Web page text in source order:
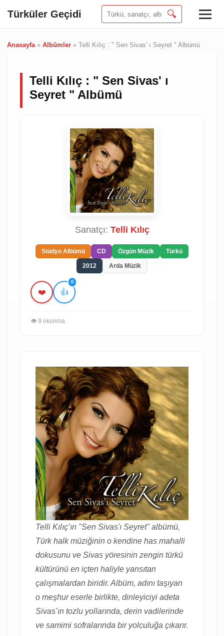
Türküler Geçidi 🔍
Anasayfa» Albümler » Telli Kılıç : " Sen Sivas' ı Seyret " Albümü
Telli Kılıç : " Sen Sivas' ı
Seyret " Albümü
Sanatçı: Telli Kılıç
Stüdyo Albümü CD Özgün Müzik Türkü
2012 Arda Müzik
❤️ 👍
0
👁️ 9 okunma
Telli Kılıç’ın "Sen Sivas'ı Seyret" albümü,
Türk halk müziğinin o kendine has mahalli
dokusunu ve Sivas yöresinin zengin türkü
kültürünü en içten haliyle yansıtan
çalışmalardan biridir. Albüm, adını taşıyan
o meşhur eserle birlikte, dinleyiciyi adeta
Sivas’ın tozlu yollarında, derin vadilerinde
ve samimi sofralarında bir yolculuğa çıkarır.